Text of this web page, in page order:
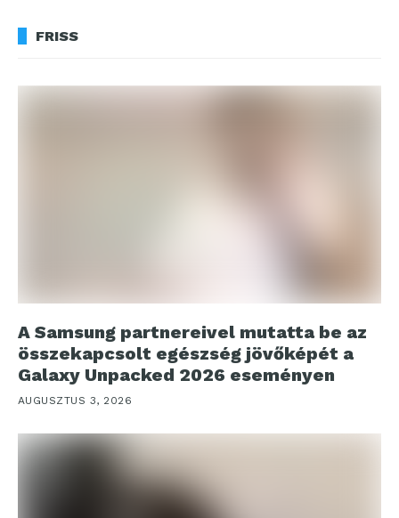
FRISS
A Samsung partnereivel mutatta be az
összekapcsolt egészség jövőképét a
Galaxy Unpacked 2026 eseményen
AUGUSZTUS 3, 2026